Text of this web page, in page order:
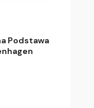
Podstawa